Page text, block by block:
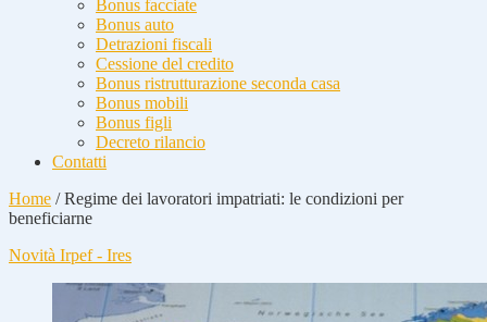
Bonus facciate
Bonus auto
Detrazioni fiscali
Cessione del credito
Bonus ristrutturazione seconda casa
Bonus mobili
Bonus figli
Decreto rilancio
Contatti
Home /Regime dei lavoratori impatriati: le condizioni per
beneficiarne
Novità Irpef - Ires